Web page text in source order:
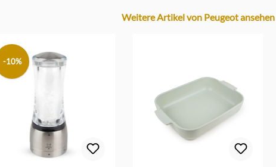
Weitere Artikel von Peugeot ansehen
-10%